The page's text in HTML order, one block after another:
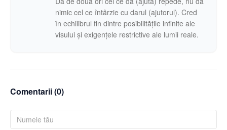
nimic cel ce întârzie cu darul (ajutorul). Cred
în echilibrul fin dintre posibilitățile infinite ale
visului și exigențele restrictive ale lumii reale.
Comentarii (0)